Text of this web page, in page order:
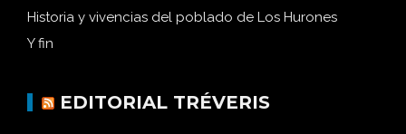
Historia y vivencias del poblado de Los Hurones
Y fin
EDITORIAL TRÉVERIS